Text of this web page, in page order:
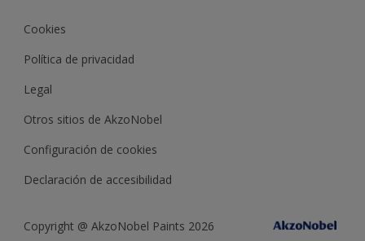
Cookies
Política de privacidad
Legal
Otros sitios de AkzoNobel
Configuración de cookies
Declaración de accesibilidad
Copyright @ AkzoNobel Paints 2026